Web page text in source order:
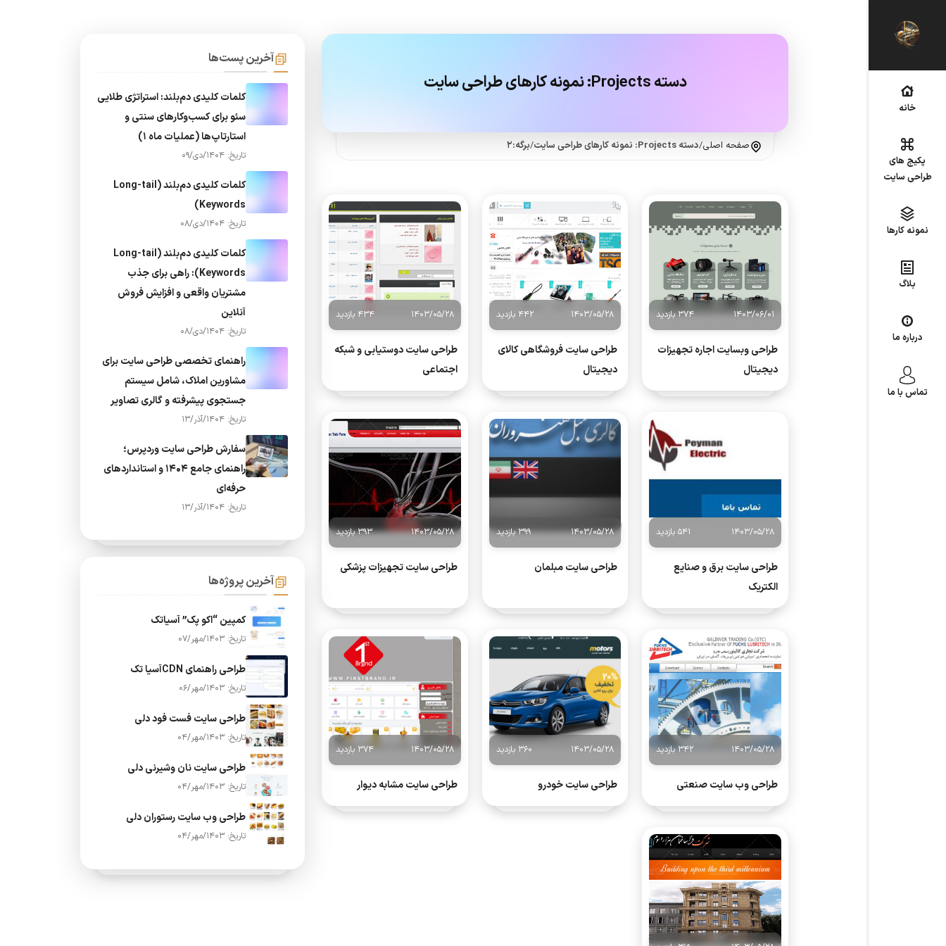
خانه
پکیج های
طراحی سایت
نمونه کارها
بلاگ
درباره ما
تماس با ما
دسته Projects: نمونه کارهای طراحی سایت
صفحه اصلی/دسته Projects: نمونه کارهای طراحی سایت /برگه:2
1403/06/01 374 بازدید
طراحی وبسایت اجاره تجهیزات
دیجیتال
1403/05/28 442 بازدید
طراحی سایت فروشگاهی کالای
دیجیتال
1403/05/28 434 بازدید
طراحی سایت دوستیابی و شبکه
اجتماعی
1403/05/28 541 بازدید
طراحی سایت برق و صنایع
الکتریک
1403/05/28 399 بازدید
طراحی سایت مبلمان
1403/05/28 393 بازدید
طراحی سایت تجهیزات پزشکی
1403/05/28 342 بازدید
طراحی وب سایت صنعتی
1403/05/28 360 بازدید
طراحی سایت خودرو
1403/05/28 374 بازدید
طراحی سایت مشابه دیوار
آخرین پست‌ها
کلمات کلیدی دم‌بلند: استراتژی طلایی
سئو برای کسب‌وکارهای سنتی و
استارتاپ‌ها (عملیات ماه 1)
تاریخ: 1404/دی/09
کلمات کلیدی دم‌بلند (Long-tail
Keywords)
تاریخ: 1404/دی/08
کلمات کلیدی دم‌بلند (Long-tail
Keywords): راهی برای جذب
مشتریان واقعی و افزایش فروش
آنلاین
تاریخ: 1404/دی/08
راهنمای تخصصی طراحی سایت برای
مشاورین املاک، شامل سیستم
جستجوی پیشرفته و گالری تصاویر
تاریخ: 1404/آذر/13
سفارش طراحی سایت وردپرس؛
راهنمای جامع ۱۴۰۴ و استانداردهای
حرفه‌ای
تاریخ: 1404/آذر/13
آخرین پروژه‌ها
کمپین “اکو پک” آسیاتک
تاریخ: 1403/مهر/07
طراحی راهنمای CDNآسیا تک
تاریخ: 1403/مهر/06
طراحی سایت فست فود دلی
تاریخ: 1403/مهر/04
طراحی سایت نان وشیرنی دلی
تاریخ: 1403/مهر/04
طراحی وب سایت رستوران دلی
تاریخ: 1403/مهر/04